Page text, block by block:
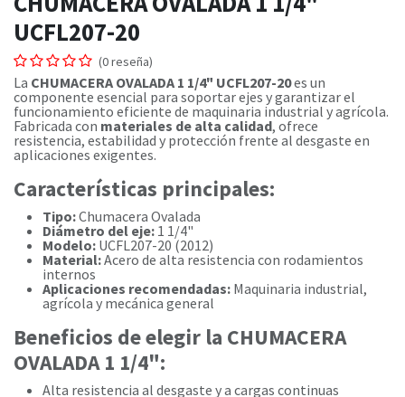
UCFL207-20
(0 reseña)
La CHUMACERA OVALADA 1 1/4" UCFL207-20es un
componente esencial para soportar ejes y garantizar el
funcionamiento eficiente de maquinaria industrial y agrícola.
Fabricada con materiales de alta calidad, ofrece
resistencia, estabilidad y protección frente al desgaste en
aplicaciones exigentes.
Características principales:
Tipo:Chumacera Ovalada
Diámetro del eje: 1 1/4"
Modelo: UCFL207-20 (2012)
Material:Acero de alta resistencia con rodamientos
internos
Aplicaciones recomendadas: Maquinaria industrial,
agrícola y mecánica general
Beneficios de elegir la CHUMACERA
OVALADA 1 1/4":
Alta resistencia al desgaste y a cargas continuas